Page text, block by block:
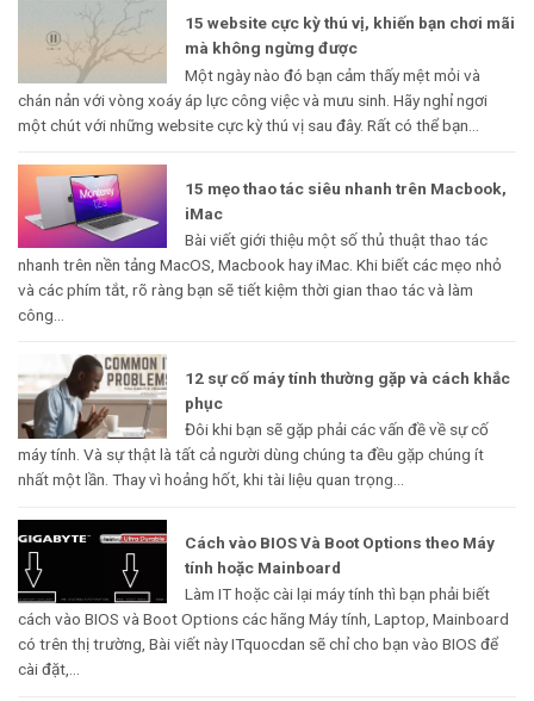
15 website cực kỳ thú vị, khiến bạn chơi mãi
mà không ngừng được
Một ngày nào đó bạn cảm thấy mệt mỏi và
chán nản với vòng xoáy áp lực công việc và mưu sinh. Hãy nghỉ ngơi
một chút với những website cực kỳ thú vị sau đây. Rất có thể bạn...
15 mẹo thao tác siêu nhanh trên Macbook,
iMac
Bài viết giới thiệu một số thủ thuật thao tác
nhanh trên nền tảng MacOS, Macbook hay iMac. Khi biết các mẹo nhỏ
và các phím tắt, rõ ràng bạn sẽ tiết kiệm thời gian thao tác và làm
công...
12 sự cố máy tính thường gặp và cách khắc
phục
Đôi khi bạn sẽ gặp phải các vấn đề về sự cố
máy tính. Và sự thật là tất cả người dùng chúng ta đều gặp chúng ít
nhất một lần. Thay vì hoảng hốt, khi tài liệu quan trọng...
Cách vào BIOS Và Boot Options theo Máy
tính hoặc Mainboard
Làm IT hoặc cài lại máy tính thì bạn phải biết
cách vào BIOS và Boot Options các hãng Máy tính, Laptop, Mainboard
có trên thị trường, Bài viết này ITquocdan sẽ chỉ cho bạn vào BIOS để
cài đặt,...